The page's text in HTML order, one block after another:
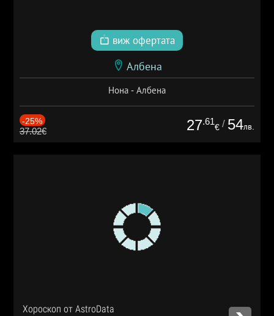
виж офертата
Албена
Нона - Албена
-25%
37.02€ 27.61
€ / 54лв.
Хороскоп от AstroData